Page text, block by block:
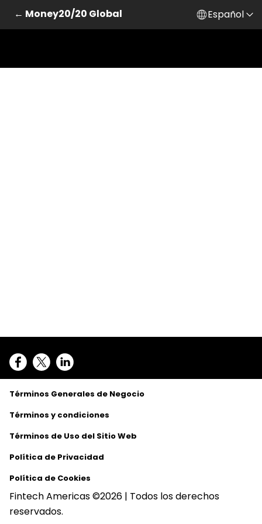
← Money20/20 Global Español
Términos Generales de Negocio
Términos y condiciones
Términos de Uso del Sitio Web
Política de Privacidad
Política de Cookies
Fintech Americas ©2026 | Todos los derechos
reservados.